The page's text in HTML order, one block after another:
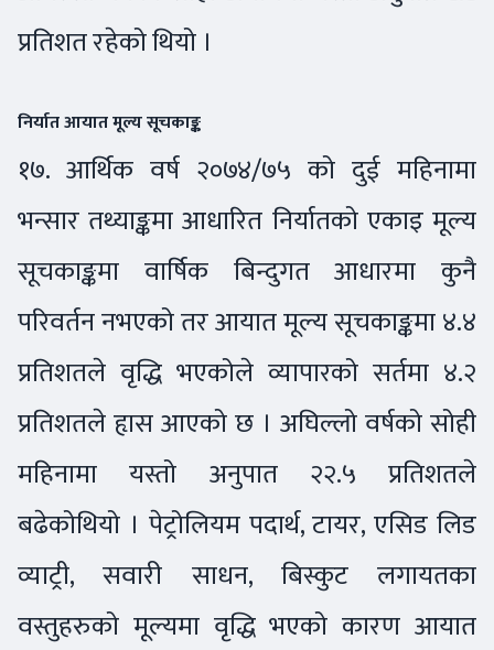
प्रतिशत रहेको थियो ।
निर्यात आयात मूल्य सूचकाङ्क
१७. आर्थिक वर्ष २०७४/७५ को दुई महिनामा
भन्सार तथ्याङ्कमा आधारित निर्यातको एकाइ मूल्य
सूचकाङ्कमा वार्षिक बिन्दुगत आधारमा कुनै
परिवर्तन नभएको तर आयात मूल्य सूचकाङ्कमा ४.४
प्रतिशतले वृद्धि भएकोले व्यापारको सर्तमा ४.२
प्रतिशतले हृास आएको छ । अघिल्लो वर्षको सोही
महिनामा यस्तो अनुपात २२.५ प्रतिशतले
बढेकोथियो । पेट्रोलियम पदार्थ, टायर, एसिड लिड
व्याट्री, सवारी साधन, बिस्कुट लगायतका
वस्तुहरुको मूल्यमा वृद्धि भएको कारण आयात